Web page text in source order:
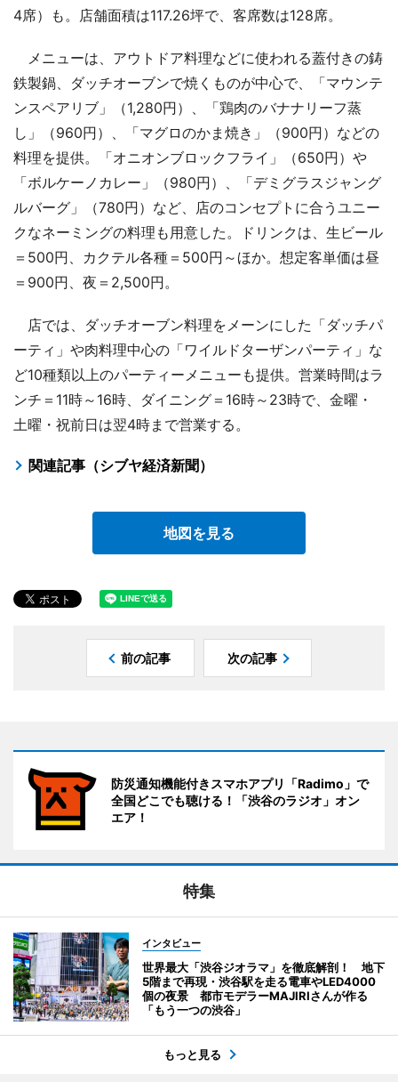
4席）も。店舗面積は117.26坪で、客席数は128席。
メニューは、アウトドア料理などに使われる蓋付きの鋳
鉄製鍋、ダッチオーブンで焼くものが中心で、「マウンテ
ンスペアリブ」（1,280円）、「鶏肉のバナナリーフ蒸
し」（960円）、「マグロのかま焼き」（900円）などの
料理を提供。「オニオンブロックフライ」（650円）や
「ボルケーノカレー」（980円）、「デミグラスジャング
ルバーグ」（780円）など、店のコンセプトに合うユニー
クなネーミングの料理も用意した。ドリンクは、生ビール
＝500円、カクテル各種＝500円～ほか。想定客単価は昼
＝900円、夜＝2,500円。
店では、ダッチオーブン料理をメーンにした「ダッチパ
ーティ」や肉料理中心の「ワイルドターザンパーティ」な
ど10種類以上のパーティーメニューも提供。営業時間はラ
ンチ＝11時～16時、ダイニング＝16時～23時で、金曜・
土曜・祝前日は翌4時まで営業する。
関連記事（シブヤ経済新聞）
地図を見る
前の記事 次の記事
防災通知機能付きスマホアプリ「Radimo」で
全国どこでも聴ける！「渋谷のラジオ」オン
エア！
特集
インタビュー
世界最大「渋谷ジオラマ」を徹底解剖！ 地下
5階まで再現・渋谷駅を走る電車やLED4000
個の夜景 都市モデラーMAJIRIさんが作る
「もう一つの渋谷」
もっと見る